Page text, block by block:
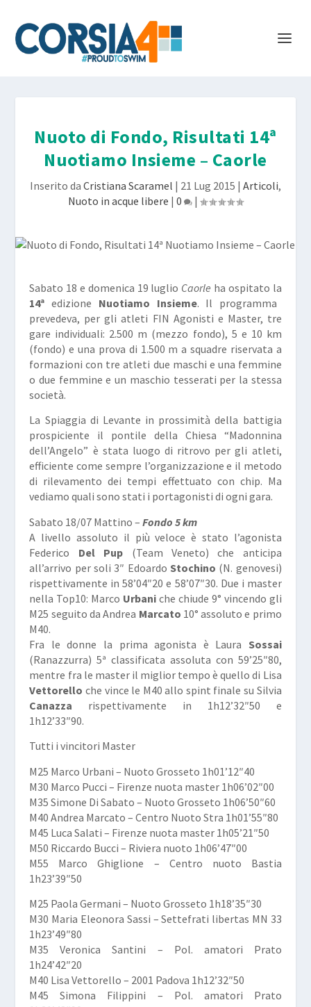
Nuoto di Fondo, Risultati 14ª
Nuotiamo Insieme – Caorle
Inserito da Cristiana Scaramel | 21 Lug 2015 | Articoli,
Nuoto in acque libere | 0 |
Sabato 18 e domenica 19 luglio Caorle ha ospitato la
14ª edizione Nuotiamo Insieme. Il programma
prevedeva, per gli atleti FIN Agonisti e Master, tre
gare individuali: 2.500 m (mezzo fondo), 5 e 10 km
(fondo) e una prova di 1.500 m a squadre riservata a
formazioni con tre atleti due maschi e una femmine
o due femmine e un maschio tesserati per la stessa
società.
La Spiaggia di Levante in prossimità della battigia
prospiciente il pontile della Chiesa “Madonnina
dell’Angelo” è stata luogo di ritrovo per gli atleti,
efficiente come sempre l’organizzazione e il metodo
di rilevamento dei tempi effettuato con chip. Ma
vediamo quali sono stati i portagonisti di ogni gara.
Sabato 18/07 Mattino –Fondo 5 km
A livello assoluto il più veloce è stato l’agonista
Federico Del Pup (Team Veneto) che anticipa
all’arrivo per soli 3″ Edoardo Stochino (N. genovesi)
rispettivamente in 58’04″20 e 58’07″30. Due i master
nella Top10: Marco Urbani che chiude 9° vincendo gli
M25 seguito da Andrea Marcato 10° assoluto e primo
M40.
Fra le donne la prima agonista è Laura Sossai
(Ranazzurra) 5ª classificata assoluta con 59’25″80,
mentre fra le master il miglior tempo è quello di Lisa
Vettorello che vince le M40 allo spint finale su Silvia
Canazza rispettivamente in 1h12’32″50 e
1h12’33″90.
Tutti i vincitori Master
M25 Marco Urbani – Nuoto Grosseto 1h01’12″40
M30 Marco Pucci – Firenze nuota master 1h06’02″00
M35 Simone Di Sabato – Nuoto Grosseto 1h06’50″60
M40 Andrea Marcato – Centro Nuoto Stra 1h01’55″80
M45 Luca Salati – Firenze nuota master 1h05’21″50
M50 Riccardo Bucci – Riviera nuoto 1h06’47″00
M55 Marco Ghiglione – Centro nuoto Bastia
1h23’39″50
M25 Paola Germani – Nuoto Grosseto 1h18’35″30
M30 Maria Eleonora Sassi – Settefrati libertas MN 33
1h23’49″80
M35 Veronica Santini – Pol. amatori Prato
1h24’42″20
M40 Lisa Vettorello – 2001 Padova 1h12’32″50
M45 Simona Filippini – Pol. amatori Prato